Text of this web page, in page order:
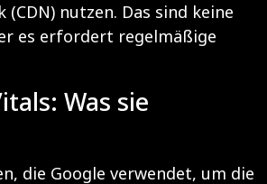
(CDN) nutzen. Das sind keine
es erfordert regelmäßige
Was sie
die Google verwendet, um die